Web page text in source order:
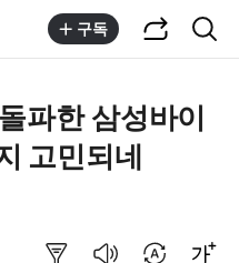
구독
파한 삼성바이
고민되네